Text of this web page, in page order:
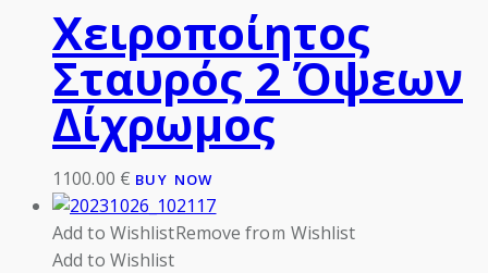
Χειροποίητος
Σταυρός 2 Όψεων
Δίχρωμος
1100.00 € BUY NOW
Add to WishlistRemove from Wishlist
Add to Wishlist